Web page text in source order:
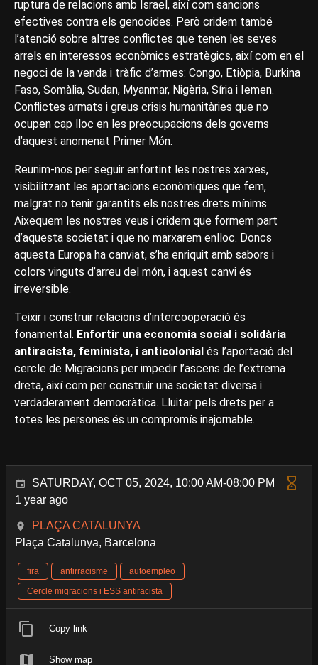
ruptura de relacions amb Israel, així com sancions
efectives contra els genocides. Però cridem també
l’atenció sobre altres conflictes que tenen les seves
arrels en interessos econòmics estratègics, així com en el
negoci de la venda i tràfic d’armes: Congo, Etiòpia, Burkina
Faso, Somàlia, Sudan, Myanmar, Nigèria, Síria i Iemen.
Conflictes armats i greus crisis humanitàries que no
ocupen cap lloc en les preocupacions dels governs
d’aquest anomenat Primer Món.
Reunim-nos per seguir enfortint les nostres xarxes,
visibilitzant les aportacions econòmiques que fem,
malgrat no tenir garantits els nostres drets mínims.
Aixequem les nostres veus i cridem que formem part
d’aquesta societat i que no marxarem enlloc. Doncs
aquesta Europa ha canviat, s’ha enriquit amb sabors i
colors vinguts d’arreu del món, i aquest canvi és
irreversible.
Teixir i construir relacions d’intercooperació és
fonamental. Enfortir una economia social i solidària
antiracista, feminista, i anticolonial és l’aportació del
cercle de Migracions per impedir l’ascens de l’extrema
dreta, així com per construir una societat diversa i
verdaderament democràtica. Lluitar pels drets per a
totes les persones és un compromís inajornable.
SATURDAY, OCT 05, 2024, 10:00 AM-08:00 PM
1 year ago
PLAÇA CATALUNYA
Plaça Catalunya, Barcelona
fira antirracisme
autoempleo
Cercle migracions i ESS antiracista
Copy link
Show map